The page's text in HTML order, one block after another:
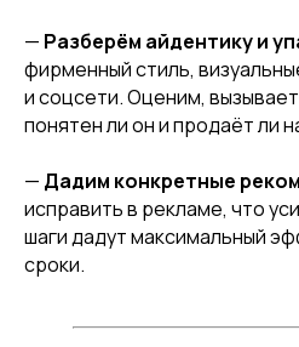
— Разберём айдентику и
фирменный стиль,
и соцсети. Оценим,
понятен ли он и продаёт ли
— Дадим конкретные
исправить в рекламе, что
шаги дадут максимальный
сроки.